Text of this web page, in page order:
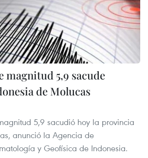
magnitud 5,9 sacude
de Molucas
5,9 sacudió hoy la provincia
anunció la Agencia de
y Geofísica de Indonesia.